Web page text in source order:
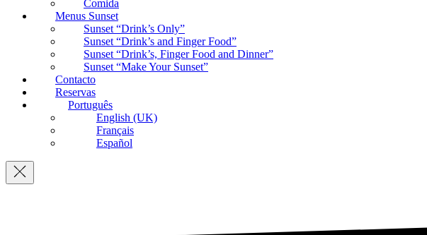
Comida
Menus Sunset
Sunset “Drink’s Only”
Sunset “Drink’s and Finger Food”
Sunset “Drink’s, Finger Food and Dinner”
Sunset “Make Your Sunset”
Contacto
Reservas
Português
English (UK)
Français
Español
Navigation